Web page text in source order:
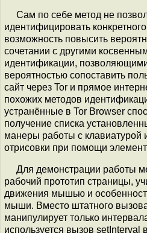
Сам по себе метод не
идентифицировать
возможность повысить
сочетании с другими
идентификации,
вероятностью сопоставить
сайт через Tor и прямое
похожих методов
устранённые в Tor Browser
получение списка
манеры работы с клавиатурой
отрисовки при помощи
Для демонстрации работы
рабочий прототип страницы,
движения мышью и
мыши. Вместо штатного
манипулирует только
используется вызов setInterval